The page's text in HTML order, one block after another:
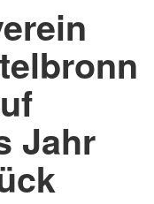
Jahr